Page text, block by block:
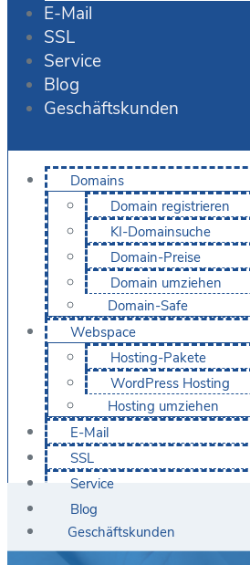
E-Mail
SSL
Service
Blog
Geschäftskunden
Domains
Domain registrieren
KI-Domainsuche
Domain-Preise
Domain umziehen
Domain-Safe
Webspace
Hosting-Pakete
WordPress Hosting
Hosting umziehen
E-Mail
SSL
Service
Blog
Geschäftskunden